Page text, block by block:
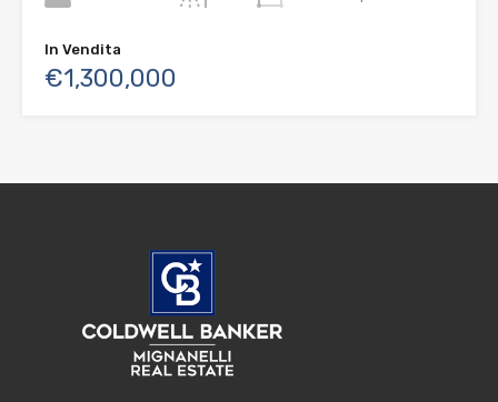
In Vendita
€1,300,000